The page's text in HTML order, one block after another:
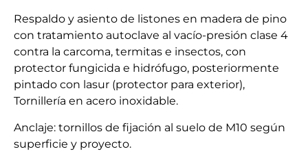
Respaldo y asiento de listones en madera de pino
con tratamiento autoclave al vacío-presión clase 4
contra la carcoma, termitas e insectos, con
protector fungicida e hidrófugo, posteriormente
pintado con lasur (protector para exterior),
Tornillería en acero inoxidable.
Anclaje: tornillos de fijación al suelo de M10 según
superficie y proyecto.